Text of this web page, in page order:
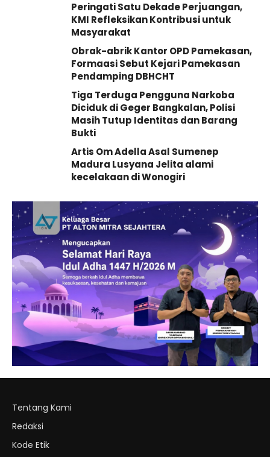
Peringati Satu Dekade Perjuangan,
KMI Refleksikan Kontribusi untuk
Masyarakat
Obrak-abrik Kantor OPD Pamekasan,
Formaasi Sebut Kejari Pamekasan
Pendamping DBHCHT
Tiga Terduga Pengguna Narkoba
Diciduk di Geger Bangkalan, Polisi
Masih Tutup Identitas dan Barang
Bukti
Artis Om Adella Asal Sumenep
Madura Lusyana Jelita alami
kecelakaan di Wonogiri
Tentang Kami
Redaksi
Kode Etik